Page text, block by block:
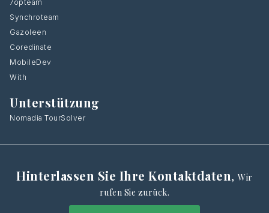
7opteam
Synchroteam
Gazoleen
Coredinate
MobileDev
With
Unterstützung
Nomadia TourSolver
Hinterlassen Sie Ihre Kontaktdaten,Wir
rufen Sie zurück.